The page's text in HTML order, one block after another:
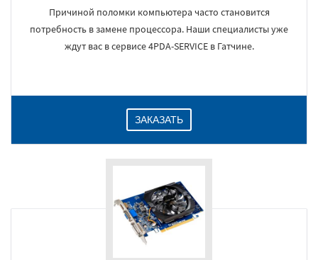
Причиной поломки компьютера часто становится
потребность в замене процессора. Наши специалисты уже
ждут вас в сервисе 4PDA-SERVICE в Гатчине.
ЗАКАЗАТЬ